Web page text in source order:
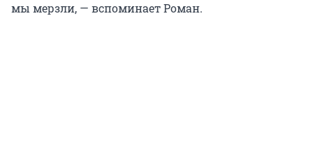
мы мерзли, — вспоминает Роман.